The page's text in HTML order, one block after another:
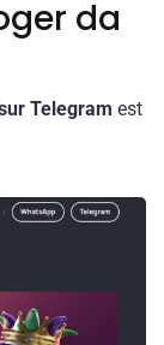
da
Telegram est